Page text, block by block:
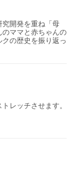
開発を重ね「母
ママと赤ちゃんの
の歴史を振り返っ
レッチさせます。